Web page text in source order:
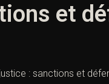
et
: sanctions et